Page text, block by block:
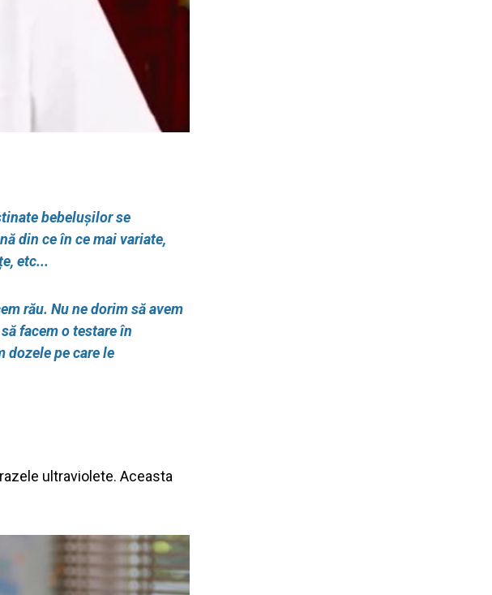
bebelușilor se
din ce în ce mai variate,
etc...
rău. Nu ne dorim să avem
facem o testare în
dozele pe care le
ultraviolete. Aceasta